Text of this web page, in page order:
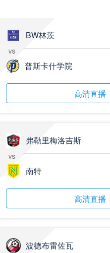
BW林茨
vs
普斯卡什学院
高清直播
弗勒里梅洛吉斯
vs
南特
高清直播
波德布雷佐瓦